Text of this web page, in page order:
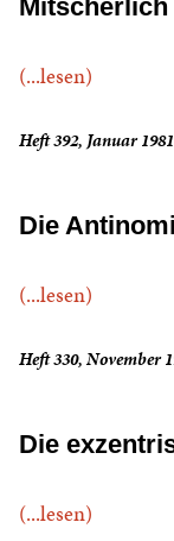
Mitscherlich
(...lesen)
Heft 392, Januar 1981
Die
(...lesen)
Heft 330, November
Die
(...lesen)